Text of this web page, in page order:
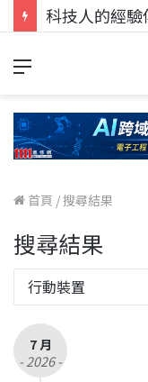
首頁 /搜尋結果
搜尋結果
7 月
- 2026 -